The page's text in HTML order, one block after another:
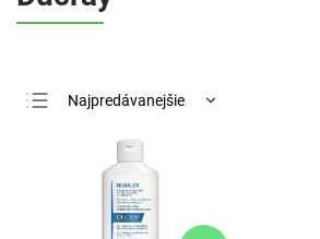
Najpredávanejšie
Najdrahšie
Abecedne